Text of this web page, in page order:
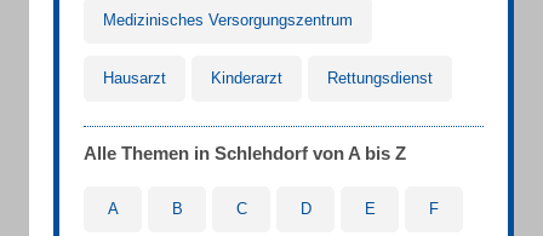
Medizinisches Versorgungszentrum
Hausarzt Kinderarzt Rettungsdienst
Alle Themen in Schlehdorf von A bis Z
A B C D E F